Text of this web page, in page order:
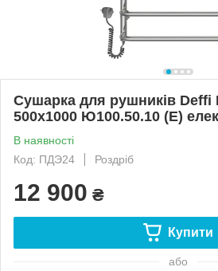
Сушарка для рушників Deffi
500x1000 Ю100.50.10 (Е)
В наявності
Код: ПДЭ24
Роздріб
12 900 ₴
Купити
або